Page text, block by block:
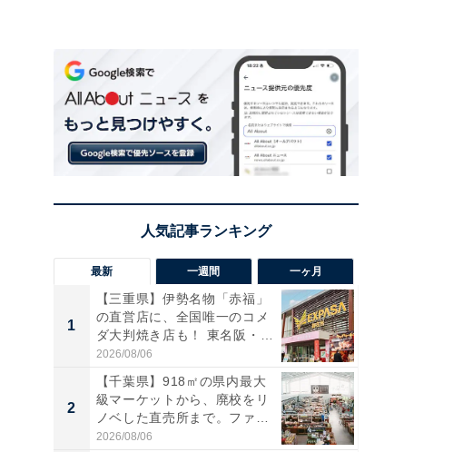
最新 一週間 一ヶ月
1
【三重県】伊勢名物「赤福」
の直営店に、全国唯一のコメ
ダ大判焼き店も！ 東名阪・
伊...
2026/08/06
2
【千葉県】918㎡の県内最大
級マーケットから、廃校をリ
ノベした直売所まで。ファ
ー...
2026/08/06